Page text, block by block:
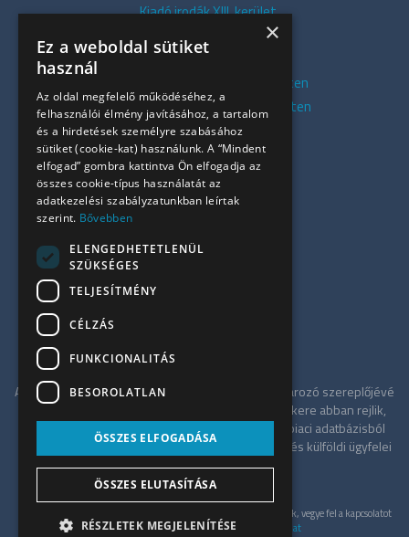
Gyöngyösi
TCLBudapest
Ajánlatkérés
Kiadó irodák XIII. kerület
Kiadó irodák V. kerület
Kiadó irodák XI. kerület
Kiadó belvárosi irodák Budapesten
Kiadó presztízs irodák Budapesten
Kiadó azonnali irodák
Összes iroda
Szolgáltatásaink
Referenciák
Irodapiaci hírek
+36 30 949 9709
Az ÚjIroda a Tower-International tagjaként meghatározó szereplőjévé
vált a budapesti irodapiacnak. Szolgáltatásának sikere abban rejlik,
hogy független tanácsadóként a teljes irodaház-piaci adatbázisból
merítve a legkedvezőbb alkupozíciót kínálja hazai és külföldi ügyfelei
számára.
© UjIroda 2026. Minden jog fenntartva. Konkrét ajánlatért, kérjük, vegye fel a kapcsolatot
velünk személyesen.Adatkezelési szabályzat
×
Ez a weboldal sütiket
használ
Az oldal megfelelő működéséhez, a
felhasználói élmény javításához, a tartalom
és a hirdetések személyre szabásához
sütiket (cookie-kat) használunk. A “Mindent
elfogad” gombra kattintva Ön elfogadja az
összes cookie-típus használatát az
adatkezelési szabályzatunkban leírtak
szerint. Bővebben
ELENGEDHETETLENÜL
SZÜKSÉGES
TELJESÍTMÉNY
CÉLZÁS
FUNKCIONALITÁS
BESOROLATLAN
ÖSSZES ELFOGADÁSA
ÖSSZES ELUTASÍTÁSA
RÉSZLETEK MEGJELENÍTÉSE